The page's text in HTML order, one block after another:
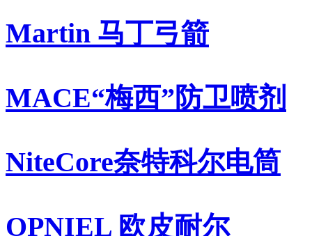
Martin 马丁弓箭
MACE“梅西”防卫喷剂
NiteCore奈特科尔电筒
OPNIEL 欧皮耐尔